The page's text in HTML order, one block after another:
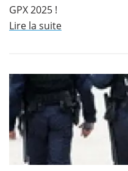
GPX 2025 !
Lire la suite